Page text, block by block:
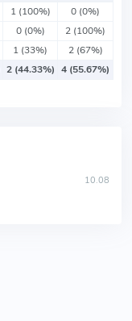
1 (100%)
0 (0%)
0 (0%)
2 (100%)
1 (33%)
2 (67%)
2 (44.33%) 4 (55.67%)
10.08